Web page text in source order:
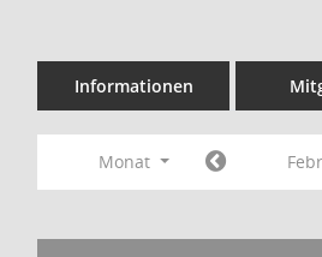
Informationen
Monat